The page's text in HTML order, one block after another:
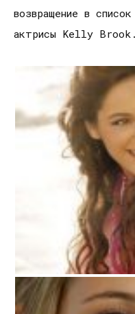
возвращение в
актрисы Kelly Brook.